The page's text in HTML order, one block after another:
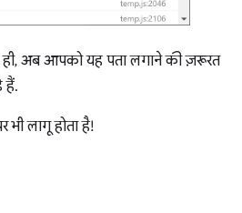
अब आपको यह पता लगाने की ज़रूरत
हैं.
भी लागू होता है!